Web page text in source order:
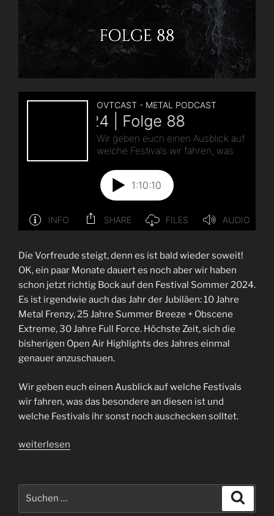
Die Vorfreude steigt, denn es ist bald wieder soweit!
OK, ein paar Monate dauert es noch aber wir haben
schon jetzt richtig Bock auf den Festival Sommer 2024.
Es ist irgendwie auch das Jahr der Jubiläen: 10 Jahre
Metal Frenzy, 25 Jahre Summer Breeze + Obscene
Extreme, 30 Jahre Full Force. Höchste Zeit, sich die
bisherigen Open Air Highlights des Jahres einmal
genauer anzuschauen.
Wir geben euch einen Ausblick auf welche Festivals
wir fahren, was das besondere an diesen ist und
welche Festivals ihr sonst noch auschecken solltet.
„Festivals
Folge
88“
weiterlesen